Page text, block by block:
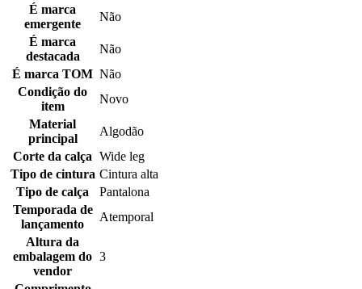
É marca
emergente
Não
É marca
destacada
Não
É marca TOM Não
Condição do
item
Novo
Material
principal
Algodão
Corte da calça Wide leg
Tipo de cintura Cintura alta
Tipo de calça
Pantalona
Temporada de
lançamento
Atemporal
Altura da
embalagem do
vendor
3